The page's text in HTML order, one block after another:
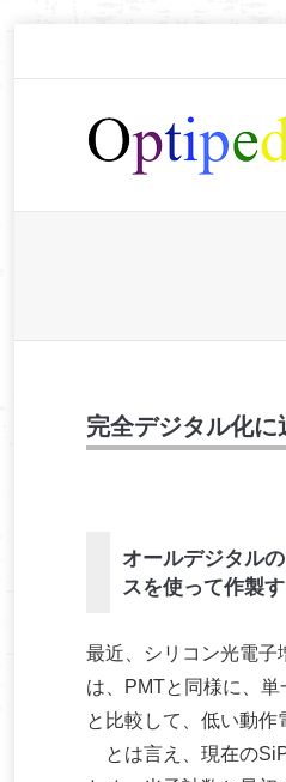
完全デジタル化
オールデジタル
スを使って作製
最近、シリコン光電子
は、PMTと同様に、
と比較して、低い動作
とは言え、現在の